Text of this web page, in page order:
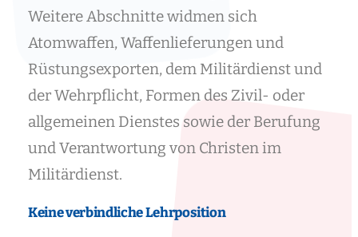
Weitere Abschnitte widmen sich
Atomwaffen, Waffenlieferungen und
Rüstungsexporten, dem Militärdienst und
der Wehrpflicht, Formen des Zivil- oder
allgemeinen Dienstes sowie der Berufung
und Verantwortung von Christen im
Militärdienst.
Keine verbindliche Lehrposition